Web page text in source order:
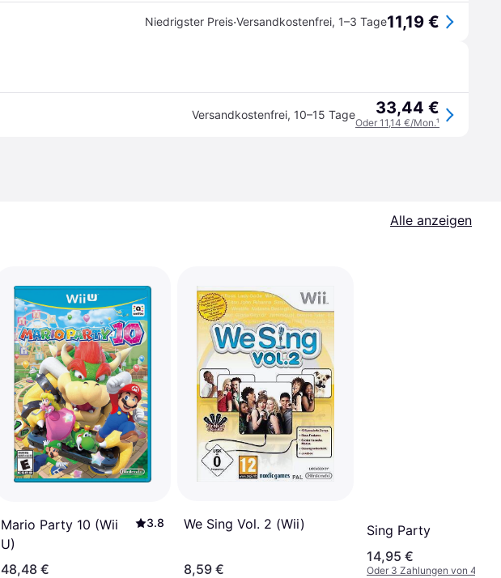
Niedrigster Preis·Versandkostenfrei, 1–3 Tage11,19 €
Versandkostenfrei, 10–15 Tage 33,44 €
Oder 11,14 €/Mon.¹
Alle anzeigen
Mario Party 10 (Wii
U)
3.8
48,48 €
We Sing Vol. 2 (Wii)
8,59 €
Sing Party
14,95 €
Oder 3 Zahlungen von 4,98 €